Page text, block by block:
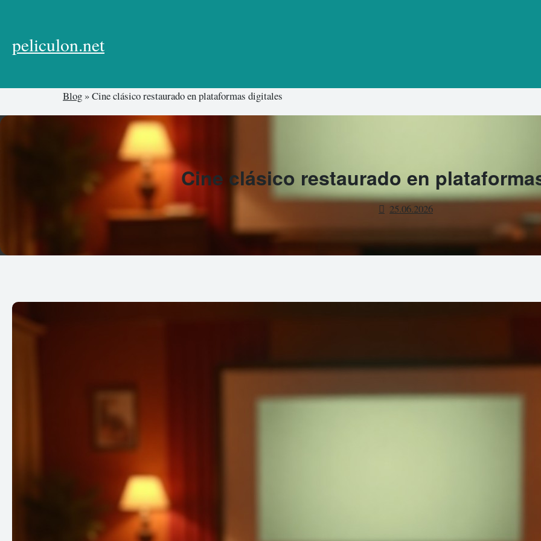
peliculon.net
Blog »Cine clásico restaurado en plataformas digitales
Cine clásico restaurado en
25.06.2026